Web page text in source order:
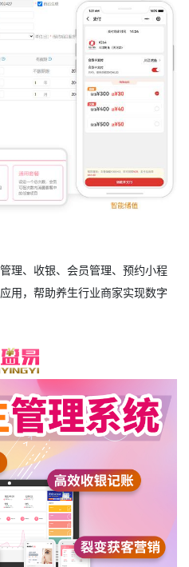
理、收银、会员管理、预约小程
用，帮助养生行业商家实现数字